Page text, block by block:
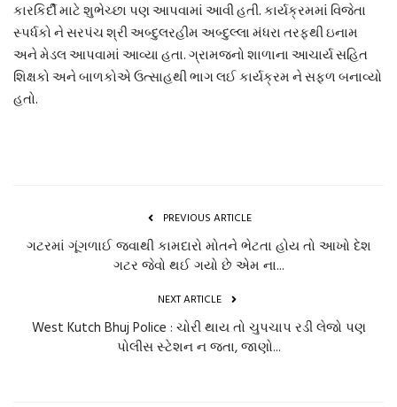
કારકિર્દી માટે શુભેચ્છા પણ આપવામાં આવી હતી. કાર્યક્રમમાં વિજેતા
સ્પર્ધકો ને સરપંચ શ્રી અબ્દુલરહીમ અબ્દુલ્લા મંધરા તરફથી ઇનામ
અને મેડલ આપવામાં આવ્યા હતા. ગ્રામજનો શાળાના આચાર્ય સહિત
શિક્ષકો અને બાળકોએ ઉત્સાહથી ભાગ લઈ કાર્યક્રમ ને સફળ બનાવ્યો
હતો.
PREVIOUS ARTICLE
ગટરમાં ગૂંગળાઈ જવાથી કામદારો મોતને ભેટતા હોય તો આખો દેશ
ગટર જેવો થઈ ગયો છે એમ ના...
NEXT ARTICLE
West Kutch Bhuj Police : ચોરી થાય તો ચુપચાપ રડી લેજો પણ
પોલીસ સ્ટેશન ન જતા, જાણો...